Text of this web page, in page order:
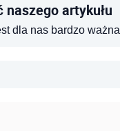
naszego artykułu
dla nas bardzo ważna